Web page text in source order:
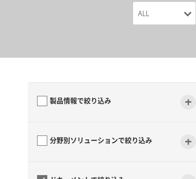
製品情報で絞り込み +
分野別ソリューションで絞り込み +